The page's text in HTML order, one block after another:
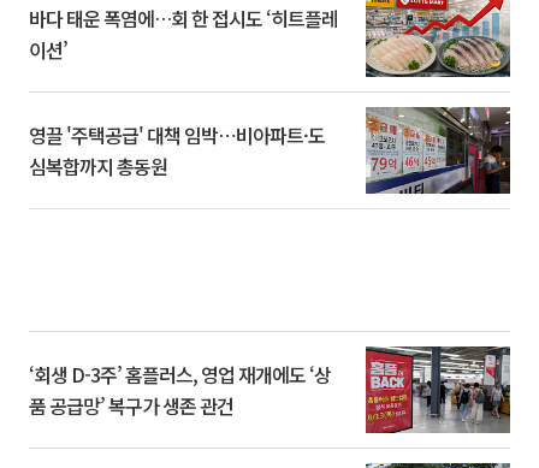
바다 태운 폭염에…회 한 접시도 ‘히트플레
이션’
영끌 '주택공급' 대책 임박⋯비아파트·도
심복합까지 총동원
‘회생 D-3주’ 홈플러스, 영업 재개에도 ‘상
품 공급망’ 복구가 생존 관건